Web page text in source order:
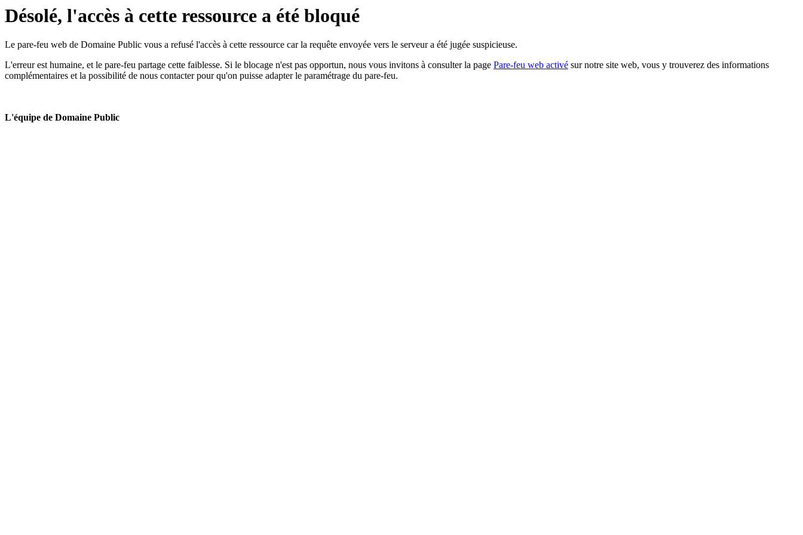
Désolé, l'accès à cette ressource a été bloqué
Le pare-feu web de Domaine Public vous a refusé l'accès à cette ressource car la requête envoyée vers le serveur a été jugée suspicieuse.
L'erreur est humaine, et le pare-feu partage cette faiblesse. Si le blocage n'est pas opportun, nous vous invitons à consulter la page Pare-feu web activé sur notre site web, vous y trouverez des informations
complémentaires et la possibilité de nous contacter pour qu'on puisse adapter le paramétrage du pare-feu.
L'équipe de Domaine Public